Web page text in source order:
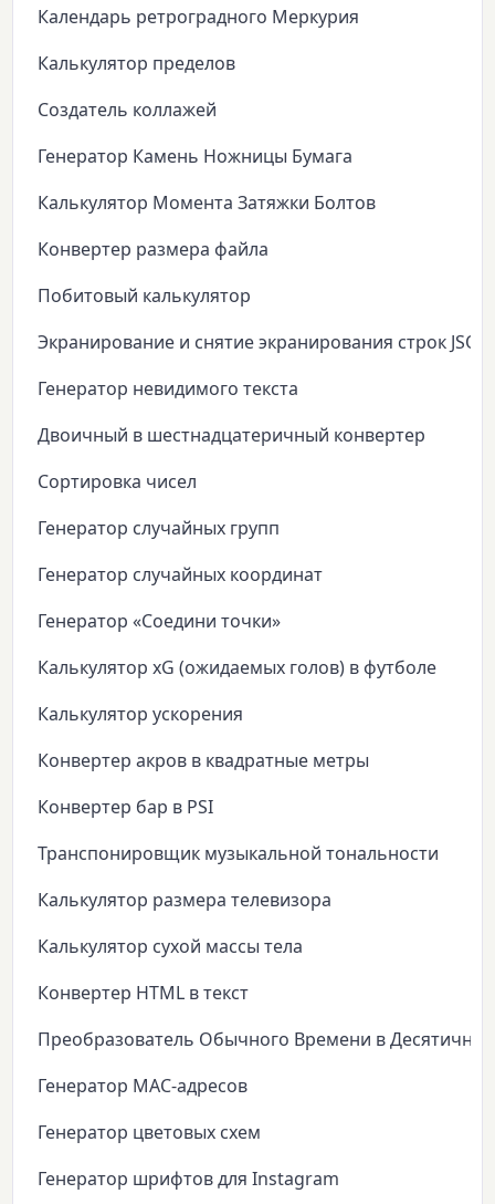
Календарь ретроградного Меркурия
Калькулятор пределов
Создатель коллажей
Генератор Камень Ножницы Бумага
Калькулятор Момента Затяжки Болтов
Конвертер размера файла
Побитовый калькулятор
Экранирование и снятие экранирования строк JSON
Генератор невидимого текста
Двоичный в шестнадцатеричный конвертер
Сортировка чисел
Генератор случайных групп
Генератор случайных координат
Генератор «Соедини точки»
Калькулятор xG (ожидаемых голов) в футболе
Калькулятор ускорения
Конвертер акров в квадратные метры
Конвертер бар в PSI
Транспонировщик музыкальной тональности
Калькулятор размера телевизора
Калькулятор сухой массы тела
Конвертер HTML в текст
Преобразователь Обычного Времени в
Генератор MAC-адресов
Генератор цветовых схем
Генератор шрифтов для Instagram